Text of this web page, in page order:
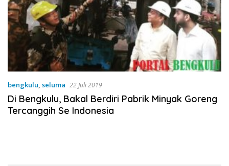
bengkulu, seluma 22 Juli 2019
Di Bengkulu, Bakal Berdiri Pabrik Minyak Goreng
Tercanggih Se Indonesia